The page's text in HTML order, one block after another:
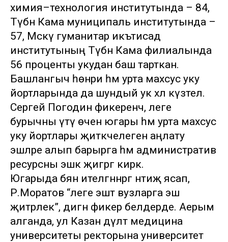
химия–технология институтында – 84,
Түбән Кама муниципаль институтында –
57, Мәскәү гуманитар икътисад
институтының Түбән Кама филиалында
56 проценты укудан баш тарткан.
Башлангыч һөнәри һәм урта махсус уку
йортларында да шундый ук хәл күзәтелә.
Сергей Погодин фикеренчә, әлеге
бурычны үтәү өчен югары һәм урта махсус
уку йортлары җитәкчелегенә аңлату
эшләре алып барырга һәм административ
ресурсны эшкә җигәргә кирәк.
Югарыда бәян ителгәннәргә нәтиҗә ясап,
Р.Моратов “әлеге эштә вузларга эш
җитәрлек”, дигән фикер белдерде. Аерым
алганда, ул Казан дәүләт медицина
университеты ректорына университет